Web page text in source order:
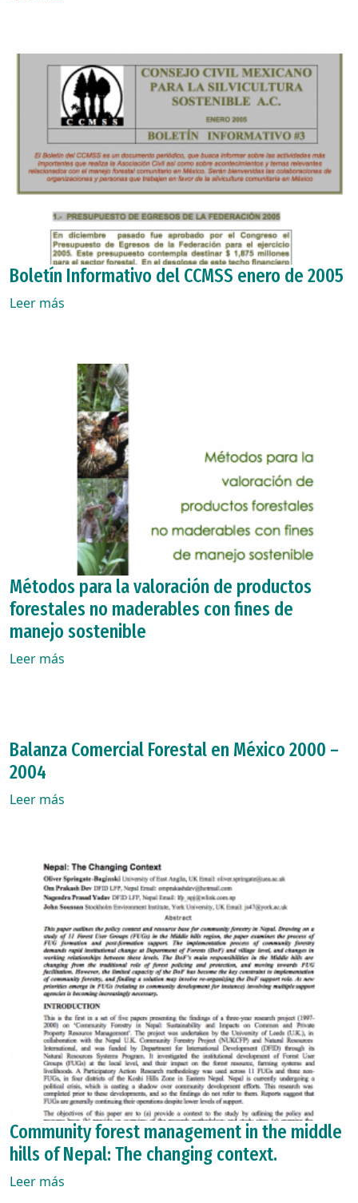
Boletín Informativo del CCMSS enero de 2005
Leer más
Métodos para la valoración de productos
forestales no maderables con fines de
manejo sostenible
Leer más
Balanza Comercial Forestal en México 2000 –
2004
Leer más
Community forest management in the middle
hills of Nepal: The changing context.
Leer más